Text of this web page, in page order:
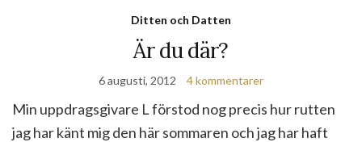
Ditten och Datten
Är du där?
6 augusti, 2012 4 kommentarer
Min uppdragsgivare L förstod nog precis hur rutten
jag har känt mig den här sommaren och jag har haft